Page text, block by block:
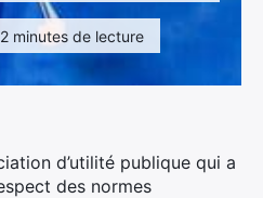
minutes de lecture
d’utilité publique qui a
des normes